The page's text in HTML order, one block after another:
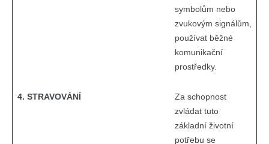
symbolům nebo
zvukovým signálům,
používat běžné
komunikační
prostředky.
4. STRAVOVÁNÍ
Za schopnost
zvládat tuto
základní životní
potřebu se